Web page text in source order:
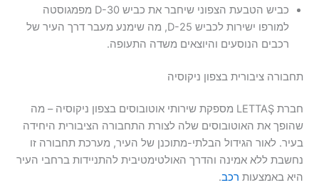
כביש הטבעת הצפוני שיחבר את כביש D-30 מפמגוסטה
למורפו ישירות לכביש D-25, מה שימנע מעבר דרך העיר של
רכבים הנוסעים והיוצאים משדה התעופה.
תחבורה ציבורית בצפון ניקוסיה
חברת LETTAŞ מספקת שירותי אוטובוסים בצפון ניקוסיה – מה
שהופך את האוטובוסים שלה לצורת התחבורה הציבורית היחידה
בעיר. לאור הגידול הבלתי-מתוכנן של העיר, מערכת תחבורה זו
נחשבת ללא אמינה והדרך האולטימטיבית להתניידות ברחבי העיר
היא באמצעות רכב.